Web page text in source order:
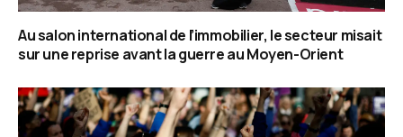
Au salon international de l’immobilier, le secteur misait
sur une reprise avant la guerre au Moyen-Orient